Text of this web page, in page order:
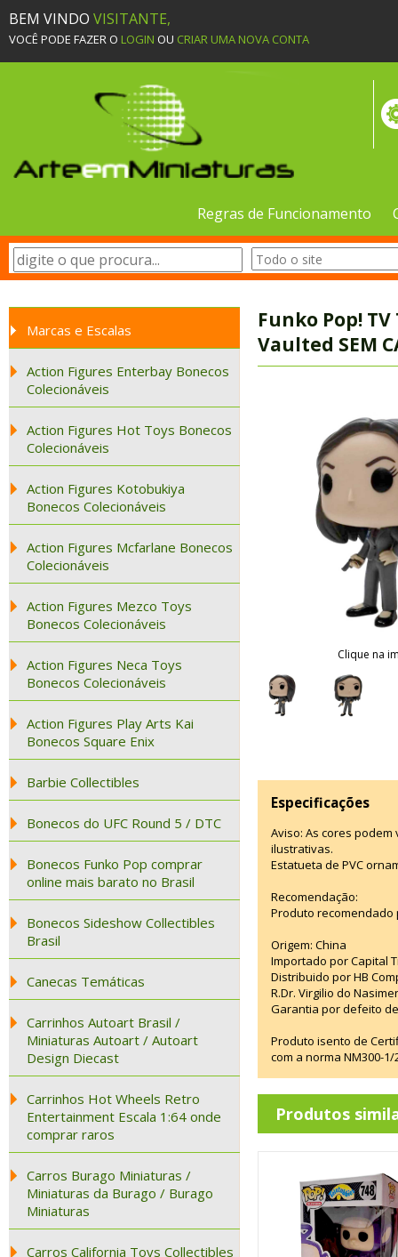
BEM VINDO VISITANTE,
VOCÊ PODE FAZER O LOGIN OU CRIAR UMA NOVA CONTA
Regras de Funcionamento
Marcas e Escalas
Action Figures Enterbay Bonecos
Colecionáveis
Action Figures Hot Toys Bonecos
Colecionáveis
Action Figures Kotobukiya
Bonecos Colecionáveis
Action Figures Mcfarlane Bonecos
Colecionáveis
Action Figures Mezco Toys
Bonecos Colecionáveis
Action Figures Neca Toys
Bonecos Colecionáveis
Action Figures Play Arts Kai
Bonecos Square Enix
Barbie Collectibles
Bonecos do UFC Round 5 / DTC
Bonecos Funko Pop comprar
online mais barato no Brasil
Bonecos Sideshow Collectibles
Brasil
Canecas Temáticas
Carrinhos Autoart Brasil /
Miniaturas Autoart / Autoart
Design Diecast
Carrinhos Hot Wheels Retro
Entertainment Escala 1:64 onde
comprar raros
Carros Burago Miniaturas /
Miniaturas da Burago / Burago
Miniaturas
Carros California Toys Collectibles
Funko Pop!
Vaulted SEM
Clique na
Especificações
Aviso: As cores
ilustrativas.
Estatueta de PVC
Recomendação:
Produto recomendado
Origem: China
Importado por Capital
Distribuido por HB
R.Dr. Virgilio do
Garantia por defeito
Produto isento de
com a norma NM300-
Produtos